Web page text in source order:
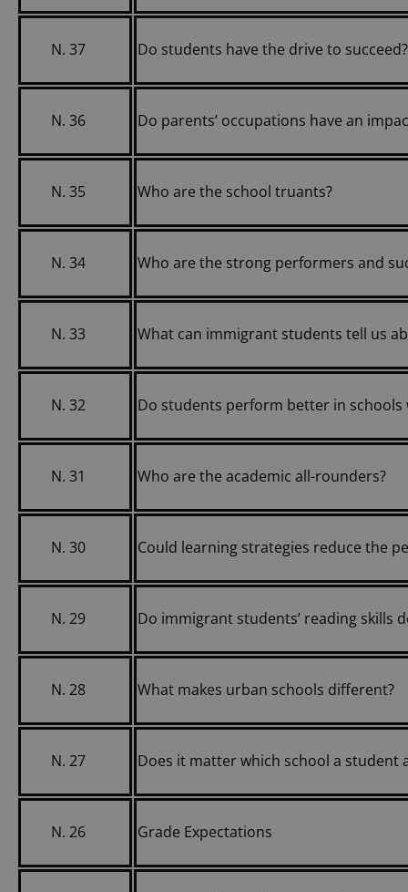
N. 37 Do students have the drive to succeed?
N. 36 Do parents’ occupations have an
N. 35 Who are the school truants?
N. 34 Who are the strong performers and
N. 33 What can immigrant students tell us
N. 32 Do students perform better in schools
N. 31 Who are the academic all-rounders?
N. 30 Could learning strategies reduce the
N. 29 Do immigrant students’ reading skills
N. 28 What makes urban schools different?
N. 27 Does it matter which school a student
N. 26 Grade Expectations